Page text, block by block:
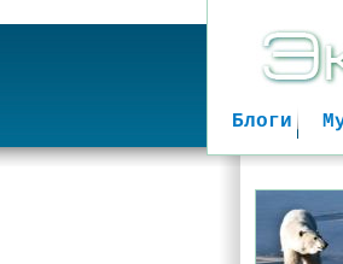
Блоги